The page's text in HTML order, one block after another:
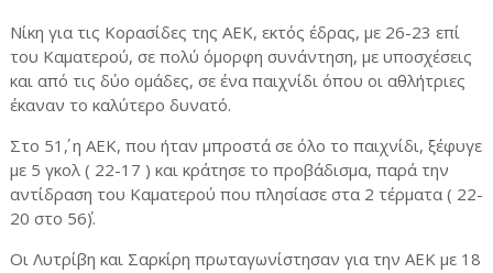
Νίκη για τις Κορασίδες της ΑΕΚ, εκτός έδρας, με 26-23 επί
του Καματερού, σε πολύ όμορφη συνάντηση, με υποσχέσεις
και από τις δύο ομάδες, σε ένα παιχνίδι όπου οι αθλήτριες
έκαναν το καλύτερο δυνατό.
Στο 51΄, η ΑΕΚ, που ήταν μπροστά σε όλο το παιχνίδι, ξέφυγε
με 5 γκολ ( 22-17 ) και κράτησε το προβάδισμα, παρά την
αντίδραση του Καματερού που πλησίασε στα 2 τέρματα ( 22-
20 στο 56΄).
Οι Λυτρίβη και Σαρκίρη πρωταγωνίστησαν για την ΑΕΚ με 18